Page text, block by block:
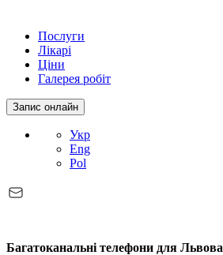
Послуги
Лікарі
Ціни
Галерея робіт
Запис онлайн
Укр
Eng
Pol
Багатоканальні телефони для Львова